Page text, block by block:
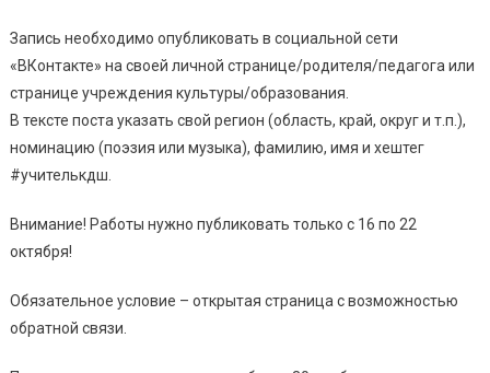
Запись необходимо опубликовать в социальной сети
«ВКонтакте» на своей личной странице/родителя/педагога или
странице учреждения культуры/образования.
В тексте поста указать свой регион (область, край, округ и т.п.),
номинацию (поэзия или музыка), фамилию, имя и хештег
#учителькдш.
Внимание! Работы нужно публиковать только с 16 по 22
октября!
Обязательное условие – открытая страница с возможностью
обратной связи.